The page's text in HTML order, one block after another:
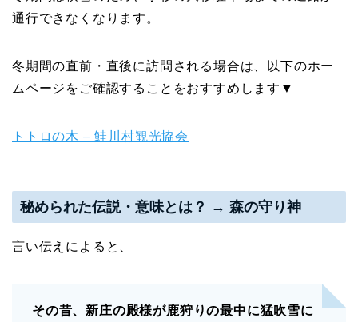
通行できなくなります。
冬期間の直前・直後に訪問される場合は、以下のホー
ムページをご確認することをおすすめします▼
トトロの木 – 鮭川村観光協会
秘められた伝説・意味とは？ → 森の守り神
言い伝えによると、
その昔、新庄の殿様が鹿狩りの最中に猛吹雪に